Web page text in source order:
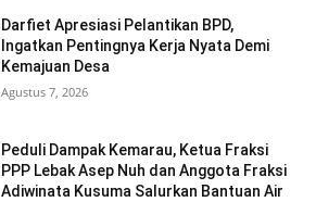
Darfiet Apresiasi Pelantikan BPD,
Ingatkan Pentingnya Kerja Nyata Demi
Kemajuan Desa
Agustus 7, 2026
Peduli Dampak Kemarau, Ketua Fraksi
PPP Lebak Asep Nuh dan Anggota Fraksi
Adiwinata Kusuma Salurkan Bantuan Air